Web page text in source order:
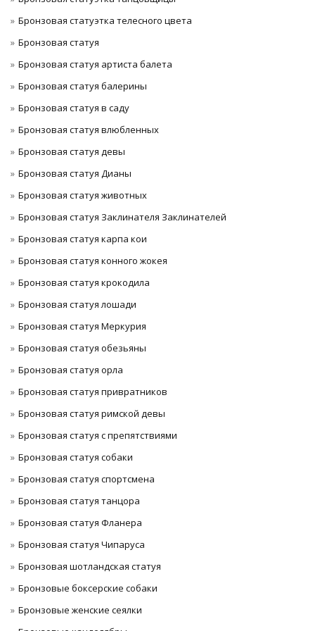
Бронзовая статуэтка телесного цвета
Бронзовая статуя
Бронзовая статуя артиста балета
Бронзовая статуя балерины
Бронзовая статуя в саду
Бронзовая статуя влюбленных
Бронзовая статуя девы
Бронзовая статуя Дианы
Бронзовая статуя животных
Бронзовая статуя Заклинателя Заклинателей
Бронзовая статуя карпа кои
Бронзовая статуя конного жокея
Бронзовая статуя крокодила
Бронзовая статуя лошади
Бронзовая статуя Меркурия
Бронзовая статуя обезьяны
Бронзовая статуя орла
Бронзовая статуя привратников
Бронзовая статуя римской девы
Бронзовая статуя с препятствиями
Бронзовая статуя собаки
Бронзовая статуя спортсмена
Бронзовая статуя танцора
Бронзовая статуя Фланера
Бронзовая статуя Чипаруса
Бронзовая шотландская статуя
Бронзовые боксерские собаки
Бронзовые женские сеялки